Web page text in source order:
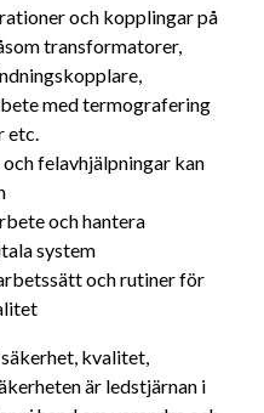
och kopplingar på
transformatorer,
med termografering
etc.
felavhjälpningar kan
och hantera
system
och rutiner för
kvalitet,
är ledstjärnan i